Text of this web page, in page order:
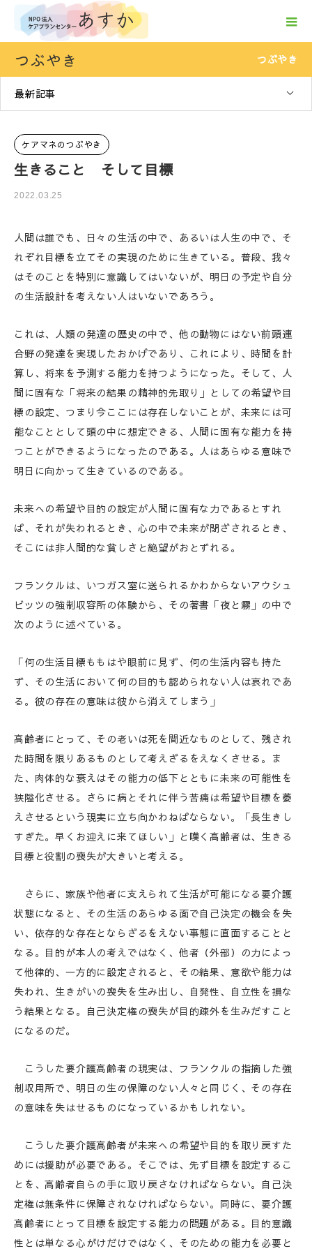
つぶやき つぶやき
最新記事
ケアマネのつぶやき
生きること そして目標
2022.03.25
人間は誰でも、日々の生活の中で、あるいは人生の中で、そ
れぞれ目標を立てその実現のために生きている。普段、我々
はそのことを特別に意識してはいないが、明日の予定や自分
の生活設計を考えない人はいないであろう。
これは、人類の発達の歴史の中で、他の動物にはない前頭連
合野の発達を実現したおかげであり、これにより、時間を計
算し、将来を予測する能力を持つようになった。そして、人
間に固有な「将来の結果の精神的先取り」としての希望や目
標の設定、つまり今ここには存在しないことが、未来には可
能なこととして頭の中に想定できる、人間に固有な能力を持
つことができるようになったのである。人はあらゆる意味で
明日に向かって生きているのである。
未来への希望や目的の設定が人間に固有な力であるとすれ
ば、それが失われるとき、心の中で未来が閉ざされるとき、
そこには非人間的な貧しさと絶望がおとずれる。
フランクルは、いつガス室に送られるかわからないアウシュ
ビッツの強制収容所の体験から、その著書「夜と霧」の中で
次のように述べている。
「何の生活目標ももはや眼前に見ず、何の生活内容も持た
ず、その生活において何の目的も認められない人は哀れであ
る。彼の存在の意味は彼から消えてしまう」
高齢者にとって、その老いは死を間近なものとして、残され
た時間を限りあるものとして考えざるをえなくさせる。ま
た、肉体的な衰えはその能力の低下とともに未来の可能性を
狭隘化させる。さらに病とそれに伴う苦痛は希望や目標を萎
えさせるという現実に立ち向かわねばならない。「長生きし
すぎた。早くお迎えに来てほしい」と嘆く高齢者は、生きる
目標と役割の喪失が大きいと考える。
さらに、家族や他者に支えられて生活が可能になる要介護
状態になると、その生活のあらゆる面で自己決定の機会を失
い、依存的な存在とならざるをえない事態に直面することと
なる。目的が本人の考えではなく、他者（外部）の力によっ
て他律的、一方的に設定されると、その結果、意欲や能力は
失われ、生きがいの喪失を生み出し、自発性、自立性を損な
う結果となる。自己決定権の喪失が目的疎外を生みだすこと
になるのだ。
こうした要介護高齢者の現実は、フランクルの指摘した強
制収用所で、明日の生の保障のない人々と同じく、その存在
の意味を失はせるものになっているかもしれない。
こうした要介護高齢者が未来への希望や目的を取り戻すた
めには援助が必要である。そこでは、先ず目標を設定するこ
とを、高齢者自らの手に取り戻さなければならない。自己決
定権は無条件に保障されなければならない。同時に、要介護
高齢者にとって目標を設定する能力の問題がある。目的意識
性とは単なる心がけだけではなく、そのための能力を必要と